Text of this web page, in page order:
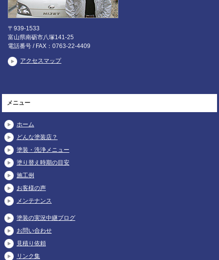
〒939-1533
富山県南砺市八塚141-25
電話番号 / FAX：0763-22-4409
アクセスマップ
メニュー
ホーム
どんな塗装店？
塗装・洗浄メニュー
塗り替え時期の目安
施工例
お客様の声
メンテナンス
塗装の実況中継ブログ
お問い合わせ
見積り依頼
リンク集